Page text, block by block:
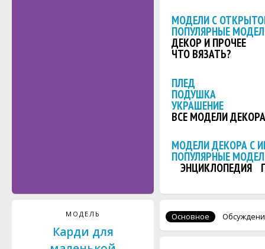
МОДЕЛИ С
ПОПУЛЯРНЫЕ
ДЕКОР И ПРОЧЕЕ
ЧТО ВЯЗАТЬ?
ПЛЕД
ПОДУШКА
УКРАШЕНИЕ
ВСЕ МОДЕЛИ ДЕКОРА
МОДЕЛИ ДЕКОРА С
ПОПУЛЯРНЫЕ
ЭНЦИКЛОПЕДИЯ
МОДЕЛЬ
Карди для
Основное